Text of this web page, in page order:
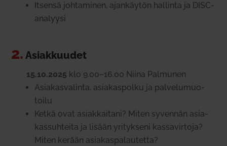
Itsensä joh­ta­minen, ajan­käytön hal­linta ja DISC-
ana­lyysi
2. Asiak­kuudet
15.10.2025 klo 9.00–16.00 Niina Pal­munen
Asia­kas­va­linta, asia­kas­polku ja pal­ve­lu­muo­
toilu
Ketkä ovat asiak­kaitani? Miten syvennän asia­
kas­suh­teita ja lisään yri­tykseni kas­sa­virtoja?
Miten kerään asia­kas­pa­lau­tetta?